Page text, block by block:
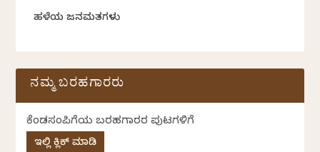
ಹಳೆಯ ಜನಮತಗಳು
ನಮ್ಮ ಬರಹಗಾರರು
ಕೆಂಡಸಂಪಿಗೆಯ ಬರಹಗಾರರ ಪುಟಗಳಿಗೆ
ಇಲ್ಲಿ ಕ್ಲಿಕ್ ಮಾಡಿ